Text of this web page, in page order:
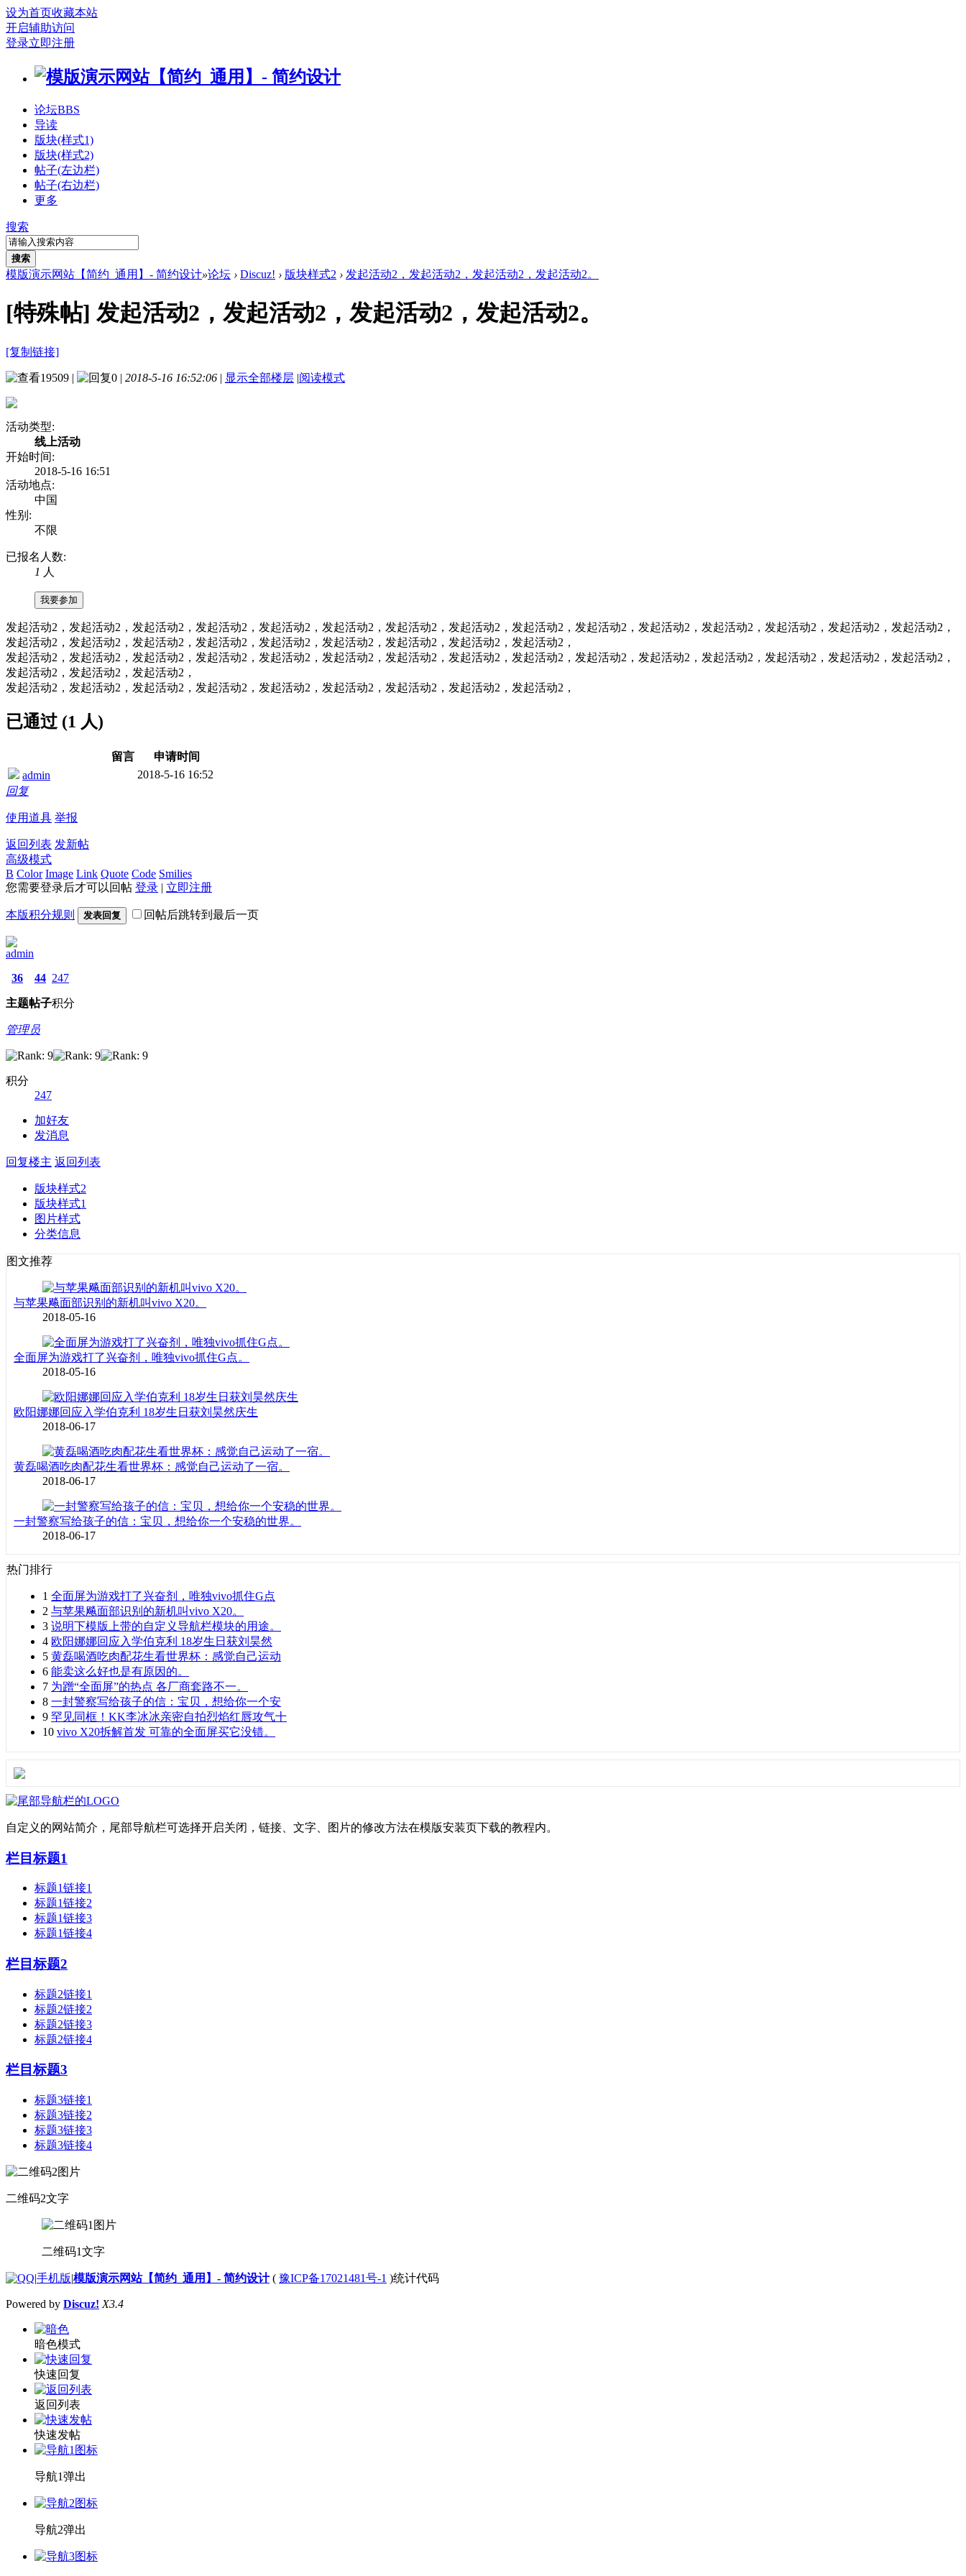
设为首页收藏本站
开启辅助访问
登录立即注册
论坛BBS
导读
版块(样式1)
版块(样式2)
帖子(左边栏)
帖子(右边栏)
更多
搜索
搜索
模版演示网站【简约_通用】- 简约设计»论坛 › Discuz! › 版块样式2 › 发起活动2，发起活动2，发起活动2，发起活动2。
[特殊帖] 发起活动2，发起活动2，发起活动2，发起活动2。
[复制链接]
19509 | 0 | 2018-5-16 16:52:06 | 显示全部楼层 |阅读模式
活动类型:
线上活动
开始时间:
2018-5-16 16:51
活动地点:
中国
性别:
不限
已报名人数:
1 人
我要参加
发起活动2，发起活动2，发起活动2，发起活动2，发起活动2，发起活动2，发起活动2，发起活动2，发起活动2，发起活动2，发起活动2，发起活动2，发起活动2，发起活动2，发起活动2，
发起活动2，发起活动2，发起活动2，发起活动2，发起活动2，发起活动2，发起活动2，发起活动2，发起活动2，
发起活动2，发起活动2，发起活动2，发起活动2，发起活动2，发起活动2，发起活动2，发起活动2，发起活动2，发起活动2，发起活动2，发起活动2，发起活动2，发起活动2，发起活动2，
发起活动2，发起活动2，发起活动2，
发起活动2，发起活动2，发起活动2，发起活动2，发起活动2，发起活动2，发起活动2，发起活动2，发起活动2，
已通过 (1 人)
留言
申请时间
admin
2018-5-16 16:52
回复
使用道具 举报
返回列表 发新帖
高级模式
B Color Image Link Quote Code Smilies
您需要登录后才可以回帖 登录 | 立即注册
本版积分规则 发表回复 回帖后跳转到最后一页
admin
36
主题
44
帖子
247
积分
管理员
积分
247
加好友
发消息
回复楼主 返回列表
版块样式2
版块样式1
图片样式
分类信息
图文推荐
与苹果飚面部识别的新机叫vivo X20。
2018-05-16
全面屏为游戏打了兴奋剂，唯独vivo抓住G点。
2018-05-16
欧阳娜娜回应入学伯克利 18岁生日获刘昊然庆生
2018-06-17
黄磊喝酒吃肉配花生看世界杯：感觉自己运动了一宿。
2018-06-17
一封警察写给孩子的信：宝贝，想给你一个安稳的世界。
2018-06-17
热门排行
1 全面屏为游戏打了兴奋剂，唯独vivo抓住G点
2 与苹果飚面部识别的新机叫vivo X20。
3 说明下模版上带的自定义导航栏模块的用途。
4 欧阳娜娜回应入学伯克利 18岁生日获刘昊然
5 黄磊喝酒吃肉配花生看世界杯：感觉自己运动
6 能卖这么好也是有原因的。
7 为蹭“全面屏”的热点 各厂商套路不一。
8 一封警察写给孩子的信：宝贝，想给你一个安
9 罕见同框！KK李冰冰亲密自拍烈焰红唇攻气十
10 vivo X20拆解首发 可靠的全面屏买它没错。
自定义的网站简介，尾部导航栏可选择开启关闭，链接、文字、图片的修改方法在模版安装页下载的教程内。
栏目标题1
标题1链接1
标题1链接2
标题1链接3
标题1链接4
栏目标题2
标题2链接1
标题2链接2
标题2链接3
标题2链接4
栏目标题3
标题3链接1
标题3链接2
标题3链接3
标题3链接4
二维码2文字
二维码1文字
|手机版|模版演示网站【简约_通用】- 简约设计( 豫ICP备17021481号-1 )统计代码
Powered by Discuz! X3.4
暗色模式
快速回复
返回列表
快速发帖
导航1弹出
导航2弹出